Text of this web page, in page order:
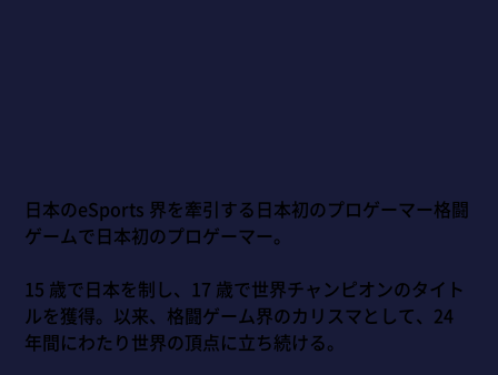
日本のeSports 界を牽引する日本初のプロゲーマー格闘
ゲームで日本初のプロゲーマー。
15 歳で日本を制し、17 歳で世界チャンピオンのタイト
ルを獲得。以来、格闘ゲーム界のカリスマとして、24
年間にわたり世界の頂点に立ち続ける。